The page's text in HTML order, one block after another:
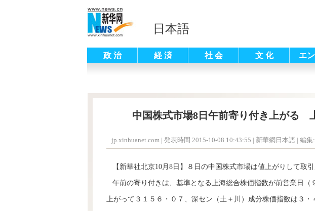
日本語
政 治 経 済 社 会 文 化 エ
中国株式市場8日午前寄り付き上がる
jp.xinhuanet.com | 発表時間 2015-10-08 10:43:55 | 新華網日本語 | 編集
【新華社北京10月8日】８日の中国株式市場は値上がりして取引
午前の寄り付きは、基準となる上海総合株価指数が前営業日（
上がって３１５６・０７、深セン（土＋川）成分株価指数は３・